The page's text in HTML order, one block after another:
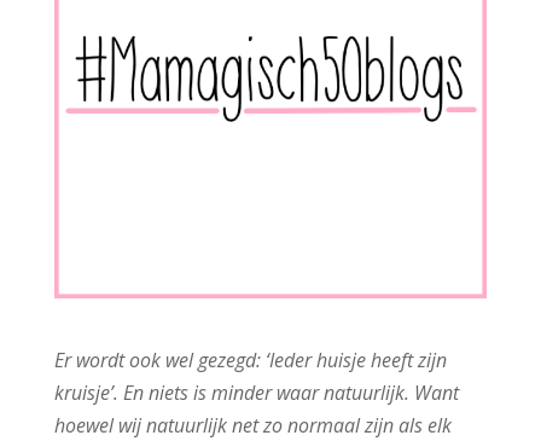
Er wordt ook wel gezegd: ‘Ieder huisje heeft zijn
kruisje’. En niets is minder waar natuurlijk. Want
hoewel wij natuurlijk net zo normaal zijn als elk